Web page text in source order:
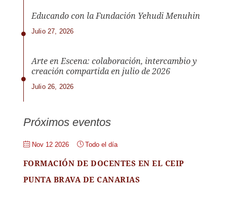
Educando con la Fundación Yehudi Menuhin
Julio 27, 2026
Arte en Escena: colaboración, intercambio y
creación compartida en julio de 2026
Julio 26, 2026
Próximos eventos
Nov 12 2026 Todo el día
FORMACIÓN DE DOCENTES EN EL CEIP
PUNTA BRAVA DE CANARIAS